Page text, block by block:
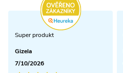
Super produkt
Gizela
7/10/2026